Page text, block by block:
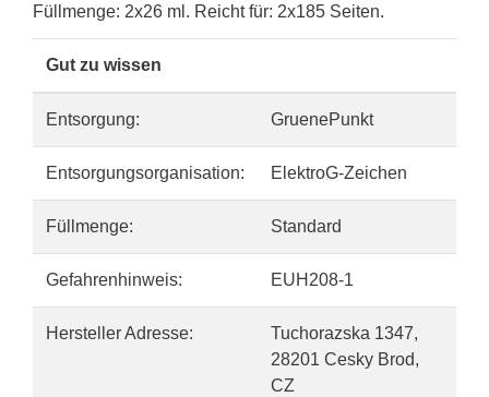
Füllmenge: 2x26 ml. Reicht für: 2x185 Seiten.
Gut zu wissen
Entsorgung: GruenePunkt
Entsorgungsorganisation: ElektroG-Zeichen
Füllmenge: Standard
Gefahrenhinweis: EUH208-1
Hersteller Adresse:
Tuchorazska 1347,
28201 Cesky Brod,
CZ